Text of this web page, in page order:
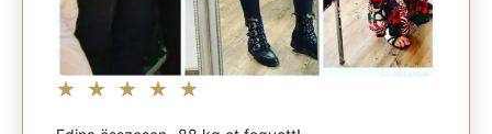
★ ★ ★ ★ ★